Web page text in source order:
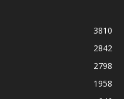
3810
2842
2798
1958